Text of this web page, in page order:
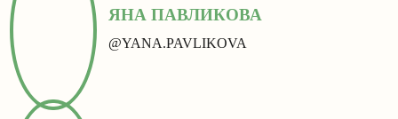
ЯНА ПАВЛИКОВА
@YANA.PAVLIKOVA